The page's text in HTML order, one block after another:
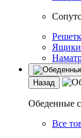
Ящики
Назад
Обеденные
Все